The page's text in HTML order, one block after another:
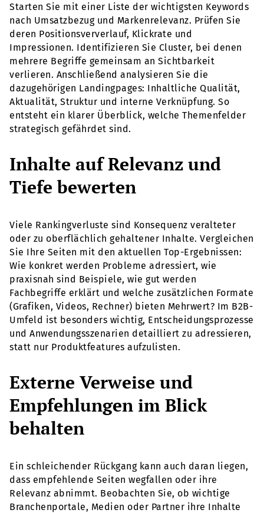
Starten Sie mit einer Liste der wichtigsten Keywords
nach Umsatzbezug und Markenrelevanz. Prüfen Sie
deren Positionsververlauf, Klickrate und
Impressionen. Identifizieren Sie Cluster, bei denen
mehrere Begriffe gemeinsam an Sichtbarkeit
verlieren. Anschließend analysieren Sie die
dazugehörigen Landingpages: Inhaltliche Qualität,
Aktualität, Struktur und interne Verknüpfung. So
entsteht ein klarer Überblick, welche Themenfelder
strategisch gefährdet sind.
Inhalte auf Relevanz und
Tiefe bewerten
Viele Rankingverluste sind Konsequenz veralteter
oder zu oberflächlich gehaltener Inhalte. Vergleichen
Sie Ihre Seiten mit den aktuellen Top-Ergebnissen:
Wie konkret werden Probleme adressiert, wie
praxisnah sind Beispiele, wie gut werden
Fachbegriffe erklärt und welche zusätzlichen Formate
(Grafiken, Videos, Rechner) bieten Mehrwert? Im B2B-
Umfeld ist besonders wichtig, Entscheidungsprozesse
und Anwendungsszenarien detailliert zu adressieren,
statt nur Produktfeatures aufzulisten.
Externe Verweise und
Empfehlungen im Blick
behalten
Ein schleichender Rückgang kann auch daran liegen,
dass empfehlende Seiten wegfallen oder ihre
Relevanz abnimmt. Beobachten Sie, ob wichtige
Branchenportale, Medien oder Partner ihre Inhalte